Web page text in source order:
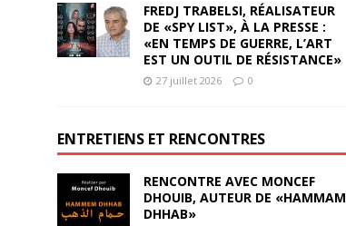
FREDJ TRABELSI, RÉALISATEUR
DE «SPY LIST», À LA PRESSE :
«EN TEMPS DE GUERRE, L’ART
EST UN OUTIL DE RÉSISTANCE»
27 juillet 2026 0
ENTRETIENS ET RENCONTRES
RENCONTRE AVEC MONCEF
DHOUIB, AUTEUR DE «HAMMAM
DHHAB»